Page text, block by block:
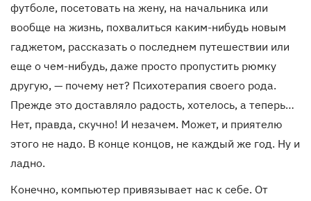
футболе, посетовать на жену, на начальника или
вообще на жизнь, похвалиться каким-нибудь новым
гаджетом, рассказать о последнем путешествии или
еще о чем-нибудь, даже просто пропустить рюмку
другую, — почему нет? Психотерапия своего рода.
Прежде это доставляло радость, хотелось, а теперь…
Нет, правда, скучно! И незачем. Может, и приятелю
этого не надо. В конце концов, не каждый же год. Ну и
ладно.
Конечно, компьютер привязывает нас к себе. От